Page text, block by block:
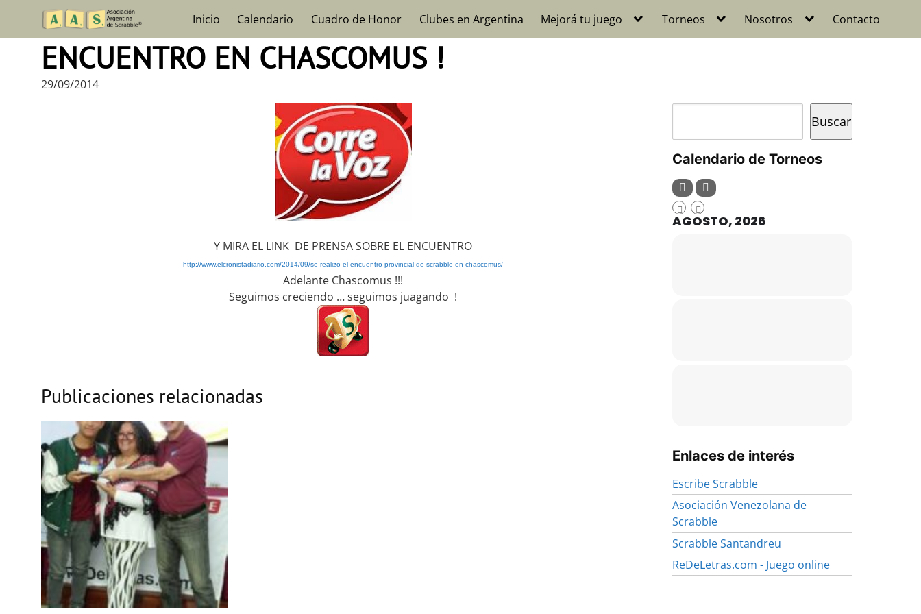
content
Inicio Calendario Cuadro de Honor Clubes en Argentina Mejorá tu juego Torneos Nosotros Contacto
ENCUENTRO EN CHASCOMUS !
29/09/2014
Y MIRA EL LINK DE PRENSA SOBRE EL ENCUENTRO
http://www.elcronistadiario.com/2014/09/se-realizo-el-encuentro-provincial-de-scrabble-en-chascomus/
Adelante Chascomus !!!
Seguimos creciendo … seguimos juagando !
Publicaciones relacionadas
Buscar
Calendario de Torneos
AGOSTO, 2026
Enlaces de interés
Escribe Scrabble
Asociación Venezolana de
Scrabble
Scrabble Santandreu
ReDeLetras.com - Juego online